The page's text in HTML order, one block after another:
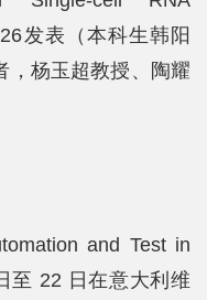
发表（本科生韩阳
，杨玉超教授、陶耀
and Test in
至 22 日在意大利维